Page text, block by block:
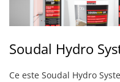
Adezivi Acoperiri Elastice
Adezivi Parchet și Lemn
Colțare Protecție
Profile Baie
Soudal Hydro
Ce este Soudal Hydro